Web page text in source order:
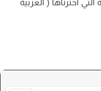
اخترناها ( العربية